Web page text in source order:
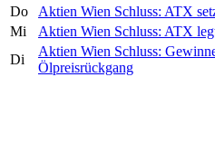
Do
Aktien Wien Schluss: ATX
Mi
Aktien Wien Schluss: ATX
Di
Aktien Wien Schluss:
Ölpreisrückgang